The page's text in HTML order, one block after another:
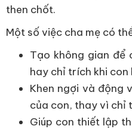
then chốt.
Một số việc cha mẹ có
Tạo không gian để
hay chỉ trích khi con
Khen ngợi và động
của con, thay vì chỉ
Giúp con thiết lập